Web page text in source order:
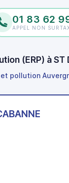
01 83 62
APPEL NON
(ERP) à ST
pollution